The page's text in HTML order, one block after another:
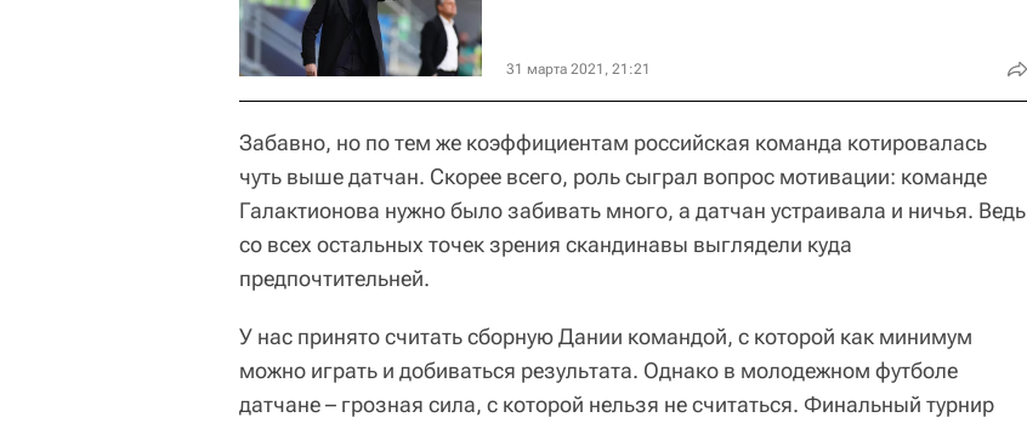
31 марта 2021, 21:21
Забавно, но по тем же коэффициентам российская команда котировалась
чуть выше датчан. Скорее всего, роль сыграл вопрос мотивации: команде
Галактионова нужно было забивать много, а датчан устраивала и ничья. Ведь
со всех остальных точек зрения скандинавы выглядели куда
предпочтительней.
У нас принято считать сборную Дании командой, с которой как минимум
можно играть и добиваться результата. Однако в молодежном футболе
датчане – грозная сила, с которой нельзя не считаться. Финальный турнир